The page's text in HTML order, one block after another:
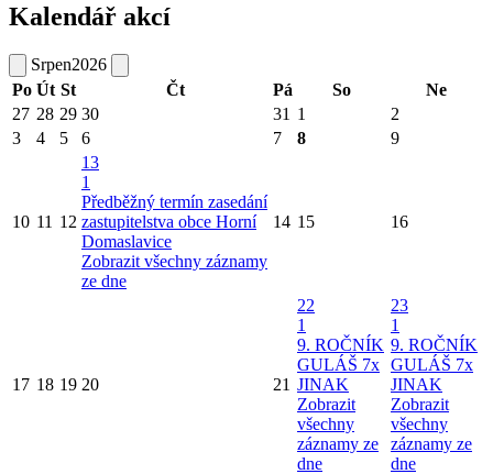
Kalendář akcí
Srpen2026
Po Út St Čt Pá So
Ne
27 28 29 30 31 1
2
3
4 5 6 7 8 9
10 11 12
13
1
Předběžný termín zasedání
zastupitelstva obce Horní
Domaslavice
Zobrazit všechny záznamy
ze dne
14 15 16
17 18 19 20 21
22
1
9. ROČNÍK
GULÁŠ 7x
JINAK
Zobrazit
všechny
záznamy ze
dne
23
1
9. ROČNÍK
GULÁŠ 7x
JINAK
Zobrazit
všechny
záznamy ze
dne